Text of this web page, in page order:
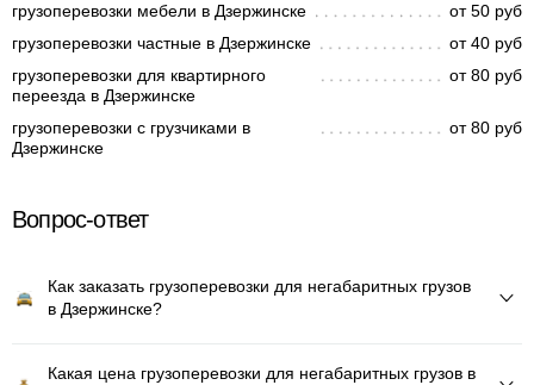
грузоперевозки мебели в Дзержинске
от 50 руб
грузоперевозки частные в Дзержинске
от 40 руб
грузоперевозки для квартирного
переезда в Дзержинске
от 80 руб
грузоперевозки с грузчиками в
Дзержинске
от 80 руб
Вопрос-ответ
Как заказать грузоперевозки для негабаритных грузов
в Дзержинске?
Какая цена грузоперевозки для негабаритных грузов в